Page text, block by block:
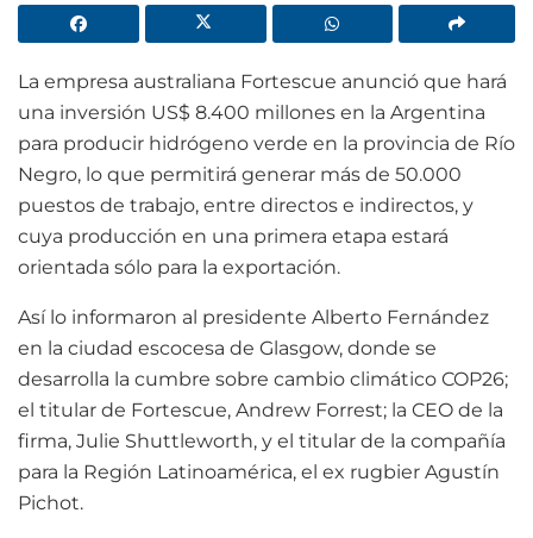
La empresa australiana Fortescue anunció que hará
una inversión US$ 8.400 millones en la Argentina
para producir hidrógeno verde en la provincia de Río
Negro, lo que permitirá generar más de 50.000
puestos de trabajo, entre directos e indirectos, y
cuya producción en una primera etapa estará
orientada sólo para la exportación.
Así lo informaron al presidente Alberto Fernández
en la ciudad escocesa de Glasgow, donde se
desarrolla la cumbre sobre cambio climático COP26;
el titular de Fortescue, Andrew Forrest; la CEO de la
firma, Julie Shuttleworth, y el titular de la compañía
para la Región Latinoamérica, el ex rugbier Agustín
Pichot.